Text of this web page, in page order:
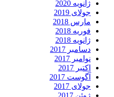
ژانویه 2020
جولای 2019
مارس 2018
فوریه 2018
ژانویه 2018
دسامبر 2017
نوامبر 2017
اکتبر 2017
آگوست 2017
جولای 2017
ژوئن 2017